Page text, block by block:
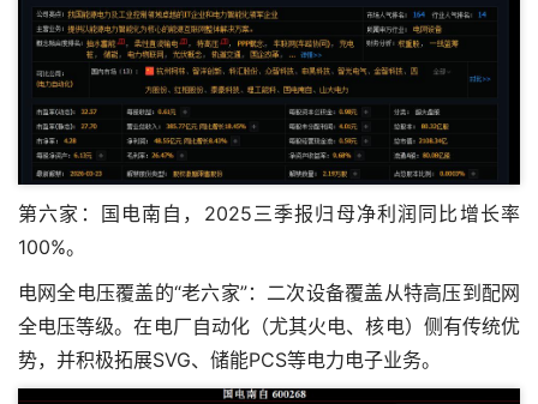
第六家：国电南自，2025三季报归母净利润同比增长率
100%。
电网全电压覆盖的“老六家”：二次设备覆盖从特高压到配网
全电压等级。在电厂自动化（尤其火电、核电）侧有传统优
势，并积极拓展SVG、储能PCS等电力电子业务。